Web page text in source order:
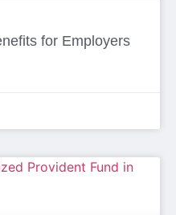
for Employers